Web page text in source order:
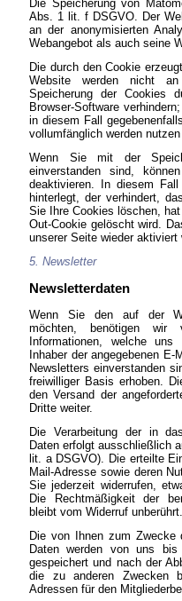
Die Speicherung von
Abs. 1 lit. f DSGVO. Der
an der anonymisierten
Webangebot als auch seine
Die durch den Cookie
Website werden nicht
Speicherung der Cookies
Browser-Software
in diesem Fall
vollumfänglich werden
Wenn Sie mit der
einverstanden sind,
deaktivieren. In diesem
hinterlegt, der verhindert,
Sie Ihre Cookies löschen,
Out-Cookie gelöscht wird.
unserer Seite wieder aktiviert
5. Newsletter
Newsletterdaten
Wenn Sie den auf der
möchten, benötigen wir
Informationen, welche
Inhaber der angegebenen
Newsletters einverstanden
freiwilliger Basis erhoben.
den Versand der
Dritte weiter.
Die Verarbeitung der in
Daten erfolgt ausschließlich
lit. a DSGVO). Die erteilte
Mail-Adresse sowie deren
Sie jederzeit widerrufen,
Die Rechtmäßigkeit der
bleibt vom Widerruf unberührt.
Die von Ihnen zum Zwecke
Daten werden von uns
gespeichert und nach der
die zu anderen Zwecken
Adressen für den